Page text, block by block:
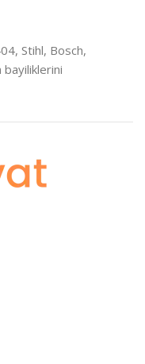
Stihl, Bosch,
bayiliklerini